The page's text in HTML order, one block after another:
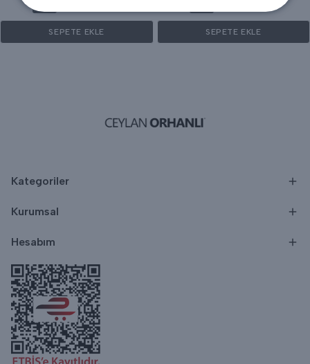
SEPETE EKLE
₺ 2,879.20
SEPETE EKLE
Kategoriler
Kurumsal
Hesabım